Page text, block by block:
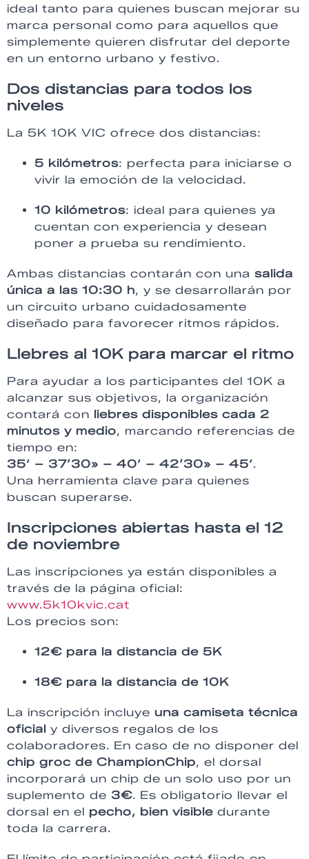
ideal tanto para quienes buscan mejorar su
marca personal como para aquellos que
simplemente quieren disfrutar del deporte
en un entorno urbano y festivo.
Dos distancias para todos los
niveles
La 5K 10K VIC ofrece dos distancias:
5 kilómetros: perfecta para iniciarse o
vivir la emoción de la velocidad.
10 kilómetros: ideal para quienes ya
cuentan con experiencia y desean
poner a prueba su rendimiento.
Ambas distancias contarán con una salida
única a las 10:30 h, y se desarrollarán por
un circuito urbano cuidadosamente
diseñado para favorecer ritmos rápidos.
Llebres al 10K para marcar el ritmo
Para ayudar a los participantes del 10K a
alcanzar sus objetivos, la organización
contará con
liebres disponibles cada 2
minutos y medio, marcando referencias de
tiempo en:
35′ – 37’30» – 40′ – 42’30» – 45′.
Una herramienta clave para quienes
buscan superarse.
Inscripciones abiertas hasta el 12
de noviembre
Las inscripciones ya están disponibles a
través de la página oficial:
www.5k10kvic.cat
Los precios son:
12€ para la distancia de 5K
18€ para la distancia de 10K
La inscripción incluye una camiseta técnica
oficial y diversos regalos de los
colaboradores. En caso de no disponer del
chip groc de ChampionChip, el dorsal
incorporará un chip de un solo uso por un
suplemento de 3€. Es obligatorio llevar el
dorsal en el pecho, bien visible durante
toda la carrera.